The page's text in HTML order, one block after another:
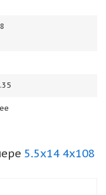
5.5x14 4x108